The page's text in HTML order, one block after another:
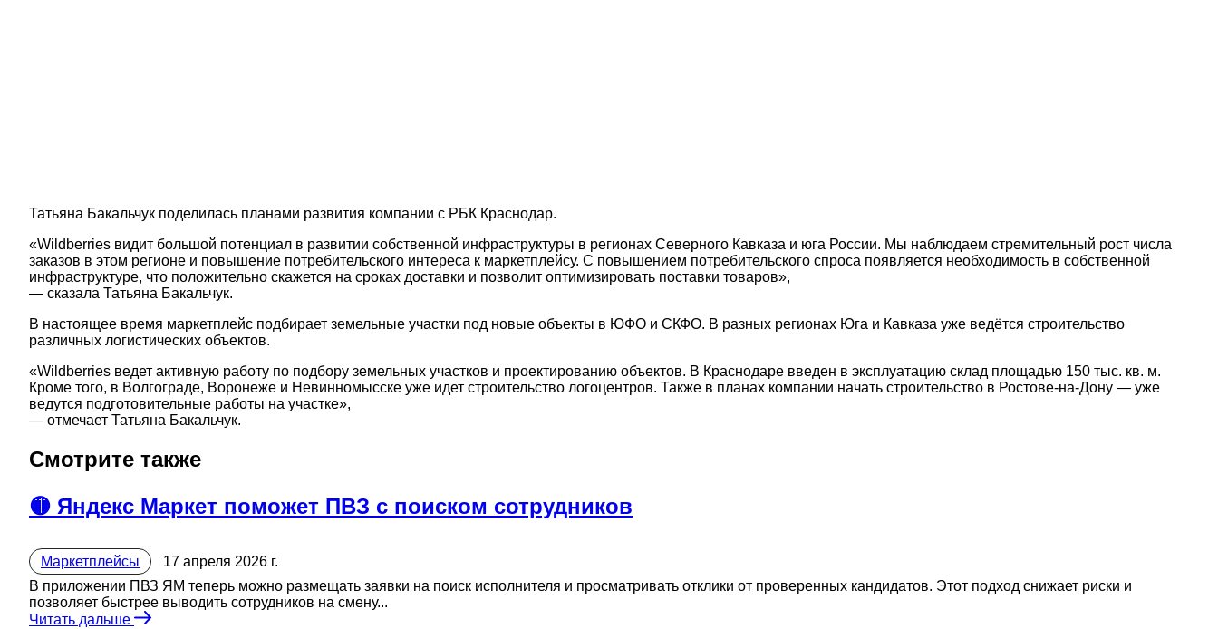
Татьяна Бакальчук поделилась планами развития компании с РБК Краснодар.
«Wildberries видит большой потенциал в развитии собственной инфраструктуры в регионах Северного Кавказа и юга России. Мы наблюдаем стремительный рост числа
заказов в этом регионе и повышение потребительского интереса к маркетплейсу. С повышением потребительского спроса появляется необходимость в собственной
инфраструктуре, что положительно скажется на сроках доставки и позволит оптимизировать поставки товаров»,
— сказала Татьяна Бакальчук.
В настоящее время маркетплейс подбирает земельные участки под новые объекты в ЮФО и СКФО. В разных регионах Юга и Кавказа уже ведётся строительство
различных логистических объектов.
«Wildberries ведет активную работу по подбору земельных участков и проектированию объектов. В Краснодаре введен в эксплуатацию склад площадью 150 тыс. кв. м.
Кроме того, в Волгограде, Воронеже и Невинномысске уже идет строительство логоцентров. Также в планах компании начать строительство в Ростове-на-Дону — уже
ведутся подготовительные работы на участке»,
— отмечает Татьяна Бакальчук.
Смотрите также
🟡 Яндекс Маркет поможет ПВЗ с поиском сотрудников
Маркетплейсы
17 апреля 2026 г.
В приложении ПВЗ ЯМ теперь можно размещать заявки на поиск исполнителя и просматривать отклики от проверенных кандидатов. Этот подход снижает риски и
позволяет быстрее выводить сотрудников на смену...
Читать дальше